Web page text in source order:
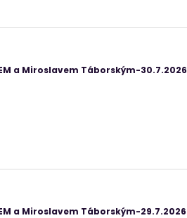
a Miroslavem Táborským-30.7.2026
a Miroslavem Táborským-29.7.2026